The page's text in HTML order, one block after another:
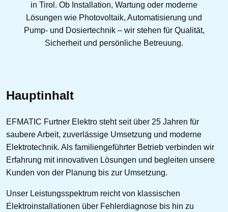
in Tirol. Ob Installation, Wartung oder moderne
Lösungen wie Photovoltaik, Automatisierung und
Pump- und Dosiertechnik – wir stehen für Qualität,
Sicherheit und persönliche Betreuung.
Hauptinhalt
EFMATIC Furtner Elektro steht seit über 25 Jahren für
saubere Arbeit, zuverlässige Umsetzung und moderne
Elektrotechnik. Als familiengeführter Betrieb verbinden wir
Erfahrung mit innovativen Lösungen und begleiten unsere
Kunden von der Planung bis zur Umsetzung.
Unser Leistungsspektrum reicht von klassischen
Elektroinstallationen über Fehlerdiagnose bis hin zu